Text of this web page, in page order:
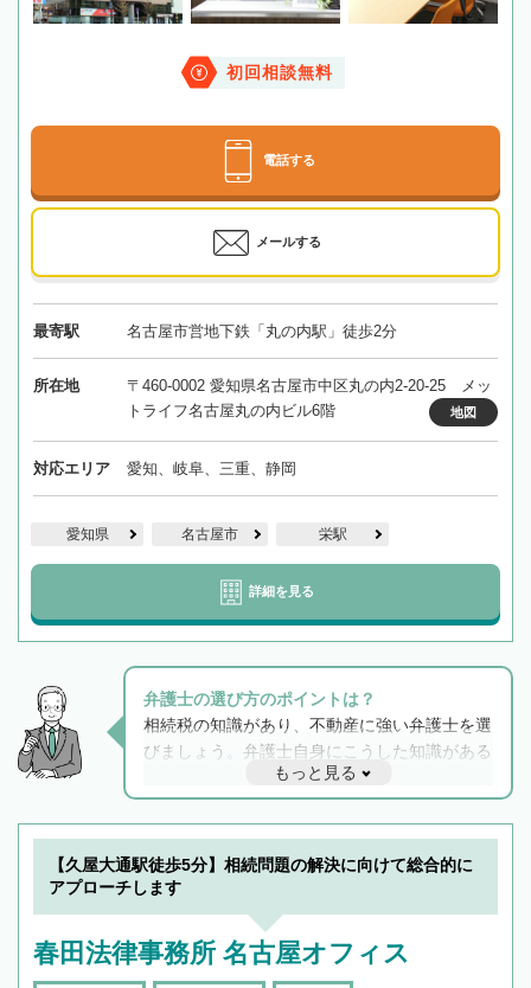
初回相談無料
電話する
メールする
最寄駅 名古屋市営地下鉄「丸の内駅」徒歩2分
所在地
〒460-0002 愛知県名古屋市中区丸の内2-20-25 メッ
トライフ名古屋丸の内ビル6階
地図
対応エリア 愛知、岐阜、三重、静岡
愛知県 名古屋市 栄駅
詳細を見る
弁護士の選び方のポイントは？
相続税の知識があり、不動産に強い弁護士を選
びましょう。弁護士自身にこうした知識がある
と他士業との連携もスムーズに進み、トラブル
解決のみならず相続をトータルで任せることが
できます。また、相続は感情がからむ分野なの
でフィーリングも重要です。実際に電話や面談
で複数の弁護士と会話をしてウマが合う方に依
もっと見る
【久屋大通駅徒歩5分】相続問題の解決に向けて総合的に
アプローチします
春田法律事務所 名古屋オフィス